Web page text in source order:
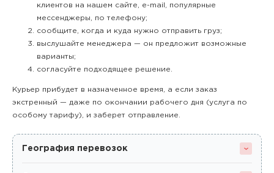
клиентов на нашем сайте, e-mail, популярные
мессенджеры, по телефону;
сообщите, когда и куда нужно отправить груз;
выслушайте менеджера — он предложит возможные
варианты;
согласуйте подходящее решение.
Курьер прибудет в назначенное время, а если заказ
экстренный — даже по окончании рабочего дня (услуга по
особому тарифу), и заберет отправление.
География перевозок